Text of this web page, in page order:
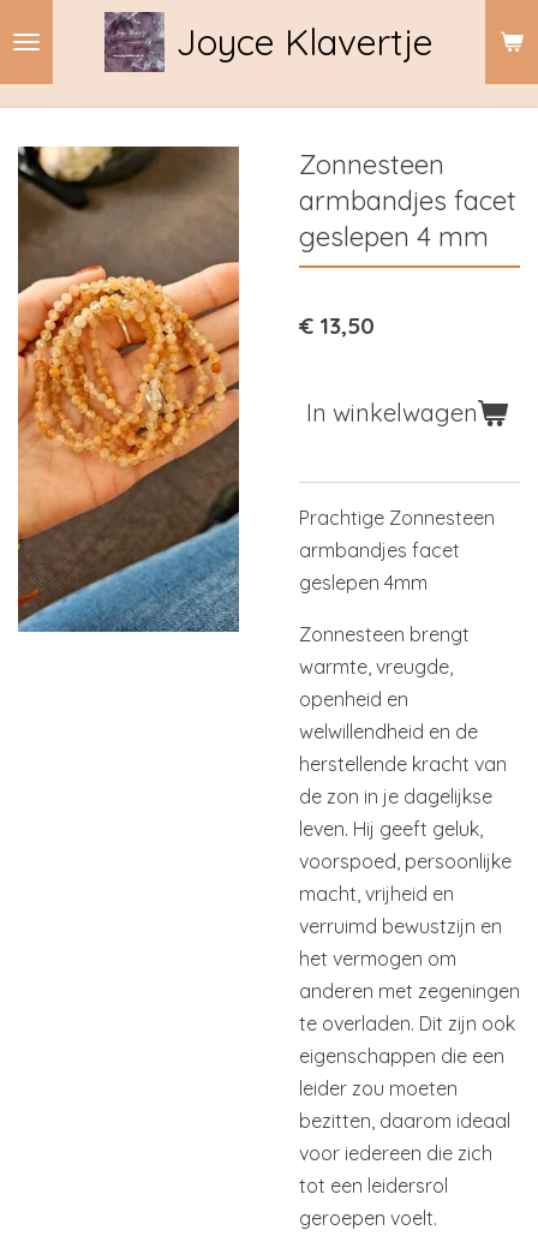
hoofdinhoud
Joyce Klavertje
Zonnesteen
armbandjes facet
geslepen 4 mm
€ 13,50
In winkelwagen
Prachtige Zonnesteen
armbandjes facet
geslepen 4mm
Zonnesteen brengt
warmte, vreugde,
openheid en
welwillendheid en de
herstellende kracht van
de zon in je dagelijkse
leven. Hij geeft geluk,
voorspoed, persoonlijke
macht, vrijheid en
verruimd bewustzijn en
het vermogen om
anderen met zegeningen
te overladen. Dit zijn ook
eigenschappen die een
leider zou moeten
bezitten, daarom ideaal
voor iedereen die zich
tot een leidersrol
geroepen voelt.